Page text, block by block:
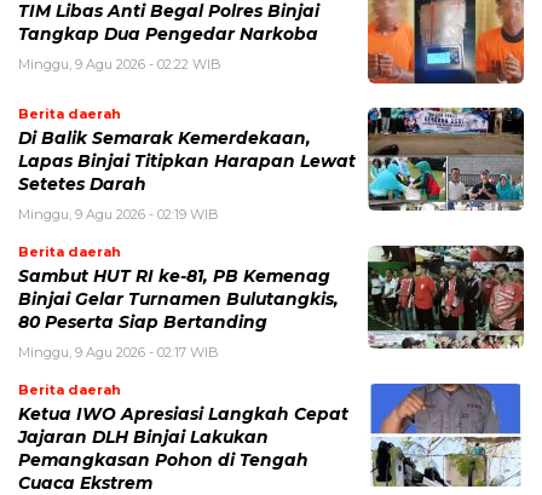
TIM Libas Anti Begal Polres Binjai
Tangkap Dua Pengedar Narkoba
Minggu, 9 Agu 2026 - 02:22 WIB
Berita daerah
Di Balik Semarak Kemerdekaan,
Lapas Binjai Titipkan Harapan Lewat
Setetes Darah
Minggu, 9 Agu 2026 - 02:19 WIB
Berita daerah
Sambut HUT RI ke-81, PB Kemenag
Binjai Gelar Turnamen Bulutangkis,
80 Peserta Siap Bertanding
Minggu, 9 Agu 2026 - 02:17 WIB
Berita daerah
Ketua IWO Apresiasi Langkah Cepat
Jajaran DLH Binjai Lakukan
Pemangkasan Pohon di Tengah
Cuaca Ekstrem